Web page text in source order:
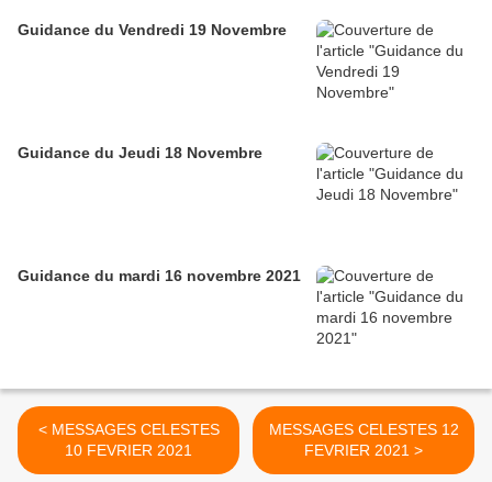
Guidance du Vendredi 19 Novembre
Guidance du Jeudi 18 Novembre
Guidance du mardi 16 novembre 2021
< MESSAGES CELESTES
10 FEVRIER 2021
MESSAGES CELESTES 12
FEVRIER 2021 >